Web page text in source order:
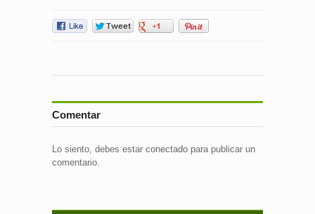
Comentar
Lo siento, debes estar conectado para publicar un
comentario.